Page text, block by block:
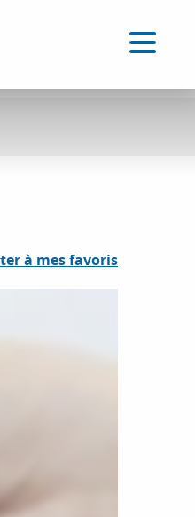
favoris
à mes favoris